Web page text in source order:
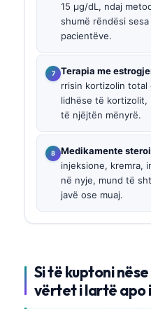
15 µg/dL, ndaj
shumë rëndësi
pacientëve.
Terapia me
rrisin kortizolin
lidhëse të kortizolit,
të njëjtën mënyrë.
Medikamente
injeksione, kremra,
në nyje, mund të
javë ose muaj.
Si të kuptoni
vërtet i lartë apo